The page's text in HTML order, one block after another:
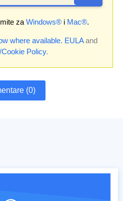
za Windows®i Mac®.
where available. EULAand
Policy.
(0)